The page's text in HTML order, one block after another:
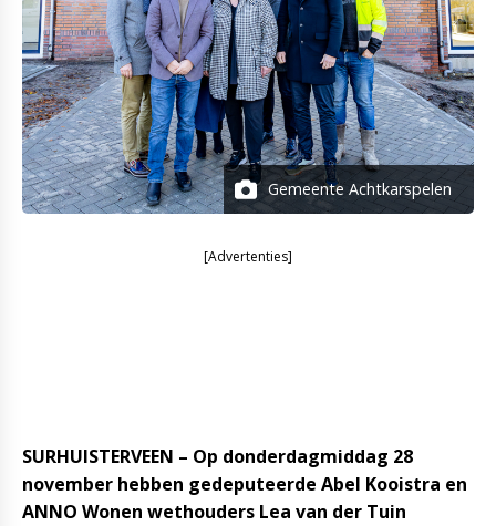
Gemeente Achtkarspelen
[Advertenties]
SURHUISTERVEEN – Op donderdagmiddag 28
november hebben gedeputeerde Abel Kooistra en
ANNO Wonen wethouders Lea van der Tuin